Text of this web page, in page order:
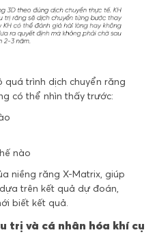
trình dịch chuyển răng
có thể nhìn thấy trước:
nào
niềng răng X-Matrix, giúp
trên kết quả dự đoán,
biết kết quả.
trị và cá nhân hóa khí cụ